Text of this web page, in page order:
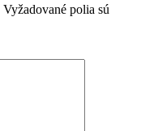
Vyžadované polia sú